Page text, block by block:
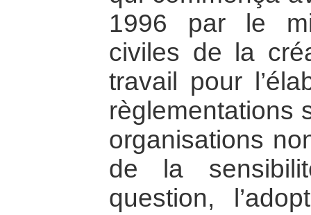
1996 par le
civiles de la
travail pour
règlementations
organisations
de la
question,